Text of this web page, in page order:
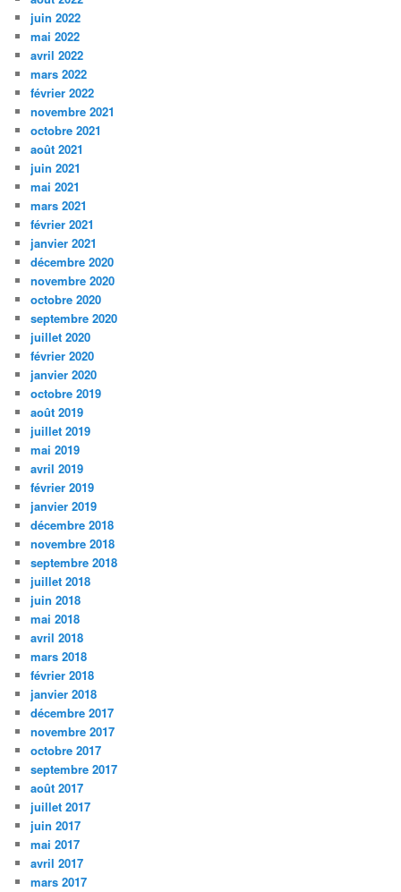
juin 2022
mai 2022
avril 2022
mars 2022
février 2022
novembre 2021
octobre 2021
août 2021
juin 2021
mai 2021
mars 2021
février 2021
janvier 2021
décembre 2020
novembre 2020
octobre 2020
septembre 2020
juillet 2020
février 2020
janvier 2020
octobre 2019
août 2019
juillet 2019
mai 2019
avril 2019
février 2019
janvier 2019
décembre 2018
novembre 2018
septembre 2018
juillet 2018
juin 2018
mai 2018
avril 2018
mars 2018
février 2018
janvier 2018
décembre 2017
novembre 2017
octobre 2017
septembre 2017
août 2017
juillet 2017
juin 2017
mai 2017
avril 2017
mars 2017